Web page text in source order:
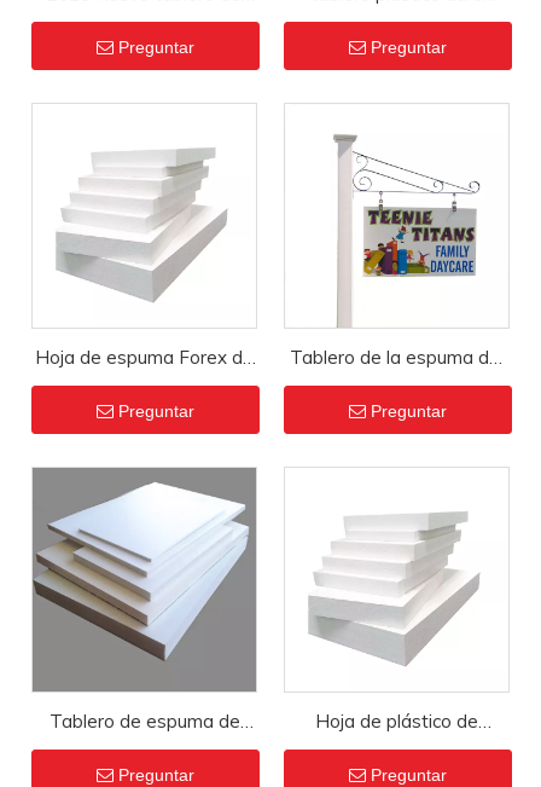
ajuste de plástico de alta
densidad, hoja de Forex,
PVC laminado
Preguntar
blanco de Celuka del PVC
de la hoja 3m m 4m m 5m
1220x2440m m
Preguntar
Hoja de espuma Forex de
Pvc de tablero de espuma
de PVC de 5 mm
Preguntar
Tablero de la espuma del
Pvc tablero de la forma
del Pvc Celuka de 12
densidad de 15m m
Preguntar
Tablero de espuma de
Pvc blanco que
Preguntar
Hoja de plástico de
espuma de tablero de Pvc
Preguntar